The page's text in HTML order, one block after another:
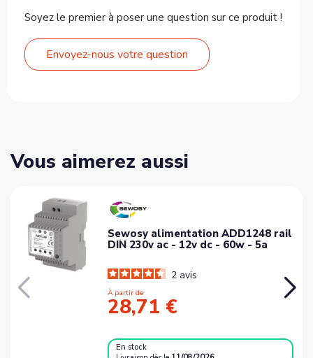
Soyez le premier à poser une question sur ce produit !
Envoyez-nous votre question
Vous aimerez aussi
Sewosy alimentation ADD1248 rail
DIN 230v ac - 12v dc - 60w - 5a
2 avis
À partir de
28,71 €
En stock